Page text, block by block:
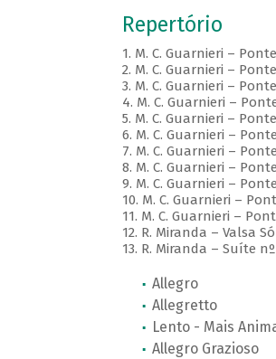
Repertório
1. M. C. Guarnieri –
2. M. C. Guarnieri –
3. M. C. Guarnieri –
4. M. C. Guarnieri –
5. M. C. Guarnieri –
6. M. C. Guarnieri –
7. M. C. Guarnieri –
8. M. C. Guarnieri –
9. M. C. Guarnieri –
10. M. C. Guarnieri –
11. M. C. Guarnieri –
12. R. Miranda – Valsa Só
13. R. Miranda – Suíte nº
Allegro
Allegretto
Lento - Mais
Allegro Grazioso